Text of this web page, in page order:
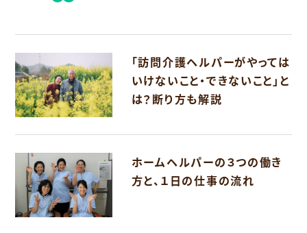
「訪問介護ヘルパーがやっては
いけないこと・できないこと」と
は？断り方も解説
ホームヘルパーの３つの働き
方と、１日の仕事の流れ